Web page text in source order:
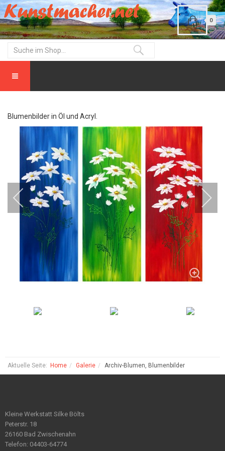
0
Blumenbilder in Öl und Acryl.
Aktuelle Seite: Home Galerie Archiv-Blumen, Blumenbilder
Kleine Werkstatt Silke Bölts
Peterstr. 18
26160 Bad Zwischenahn
Telefon: 04403-64774